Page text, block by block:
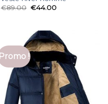
€89.00 €44.00
Promo !